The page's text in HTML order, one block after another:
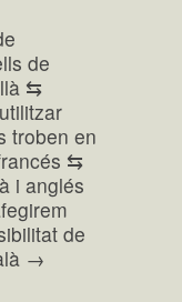
de
⇆
troben en
⇆
i anglés
de
→